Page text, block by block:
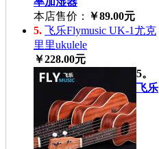
本店售价： ￥89.00元
5. 飞乐Flymusic UK-1尤克
里里ukulele
￥228.00元
5。
飞乐